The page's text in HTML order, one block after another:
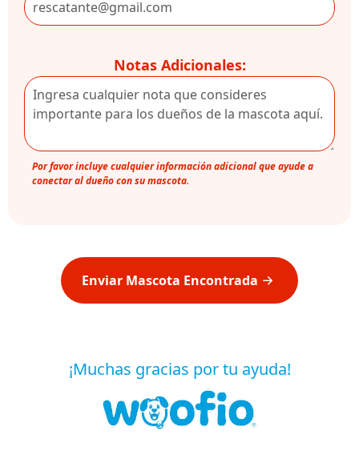
Notas Adicionales:
Por favor incluye cualquier información adicional que ayude a
conectar al dueño con su mascota.
Enviar Mascota Encontrada
¡Muchas gracias por tu ayuda!